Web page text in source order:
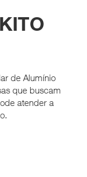
de Alumínio
que buscam
atender a